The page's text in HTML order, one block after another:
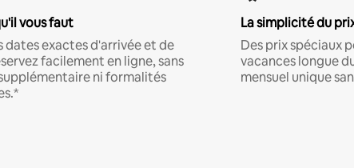
vous faut
dates exactes d'arrivée et de
facilement en ligne, sans
ni formalités
La simplicité du
Des prix spéciaux
vacances longue
mensuel unique